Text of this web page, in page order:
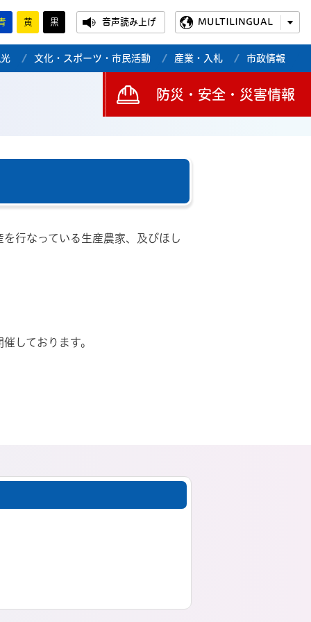
黄 黒 音声読み上げ MULTILINGUAL
文化・スポーツ・市民活動 産業・入札 市政情報
防災・安全・災害情報
行なっている生産農家、及びほし
しております。